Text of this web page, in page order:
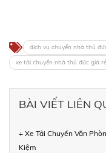
dịch vụ chuyển nhà thủ
xe tải chuyển nhà thủ đức giá rẻ
BÀI VIẾT LIÊN
+ Xe Tải Chuyển Văn
Kiệm